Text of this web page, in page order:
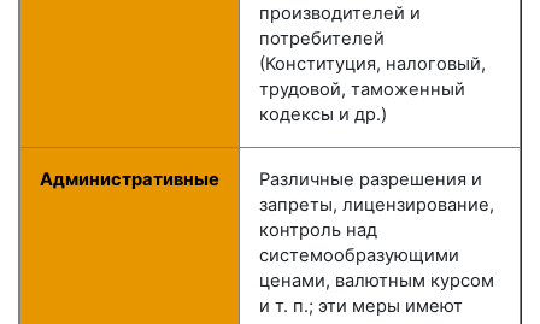
производителей и
потребителей
(Конституция, налоговый,
трудовой, таможенный
кодексы и др.)
Административные
Различные разрешения и
запреты, лицензирование,
контроль над
системообразующими
ценами, валютным курсом
и т. п.; эти меры имеют